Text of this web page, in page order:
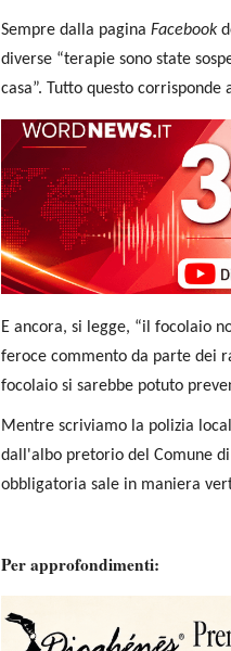
Sempre dalla pagina Facebook
diverse “terapie sono state
casa”. Tutto questo corrisponde
E ancora, si legge, “il focolaio
feroce commento da parte dei
focolaio si sarebbe potuto
Mentre scriviamo la polizia
dall'albo pretorio del Comune
obbligatoria sale in maniera
Per approfondimenti: